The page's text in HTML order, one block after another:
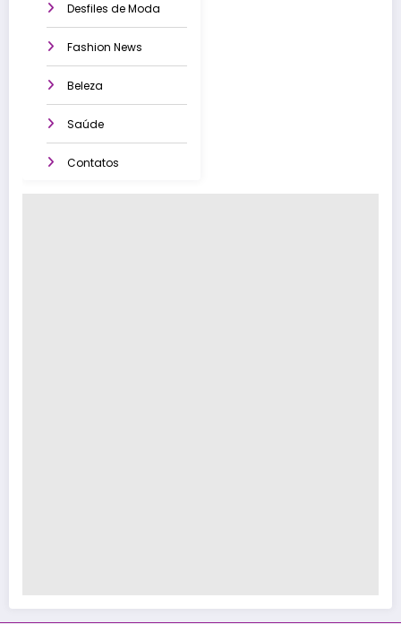
Desfiles de Moda
Fashion News
Beleza
Saúde
Contatos